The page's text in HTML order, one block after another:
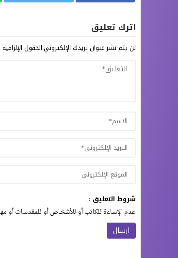
اترك تعليق
لن يتم نشر عنوان بريدك الإلكتروني.الحقول
شروط التعليق :
عدم الإساءة للكاتب أو للأشخاص أو للمقدسات أو